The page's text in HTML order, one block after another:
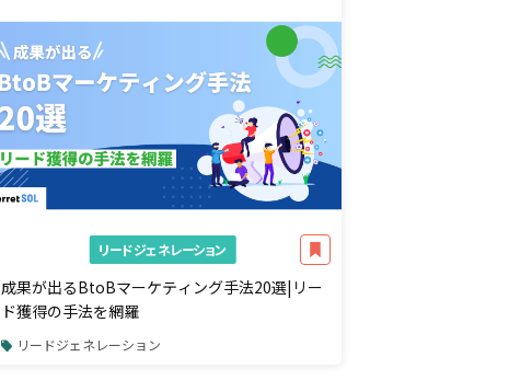
リードジェネレーション
成果が出るBtoBマーケティング手法20選|リー
ド獲得の手法を網羅
リードジェネレーション